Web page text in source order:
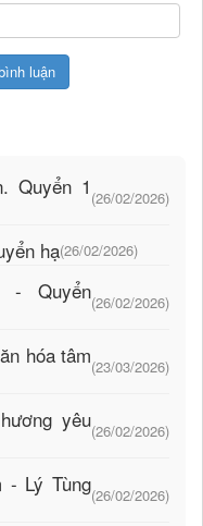
Quyển 1 (26/02/2026)
hạ(26/02/2026)
- Quyển(26/02/2026)
hóa tâm(23/03/2026)
yêu(26/02/2026)
- Lý Tùng(26/02/2026)